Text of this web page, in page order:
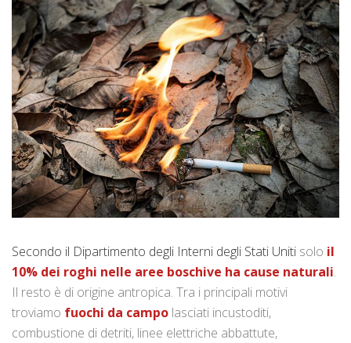
Secondo il Dipartimento degli Interni degli Stati Uniti solo il
10% dei roghi nelle aree boschive ha cause naturali.
Il resto è di origine antropica. Tra i principali motivi
troviamo fuochi da campo lasciati incustoditi,
combustione di detriti, linee elettriche abbattute,